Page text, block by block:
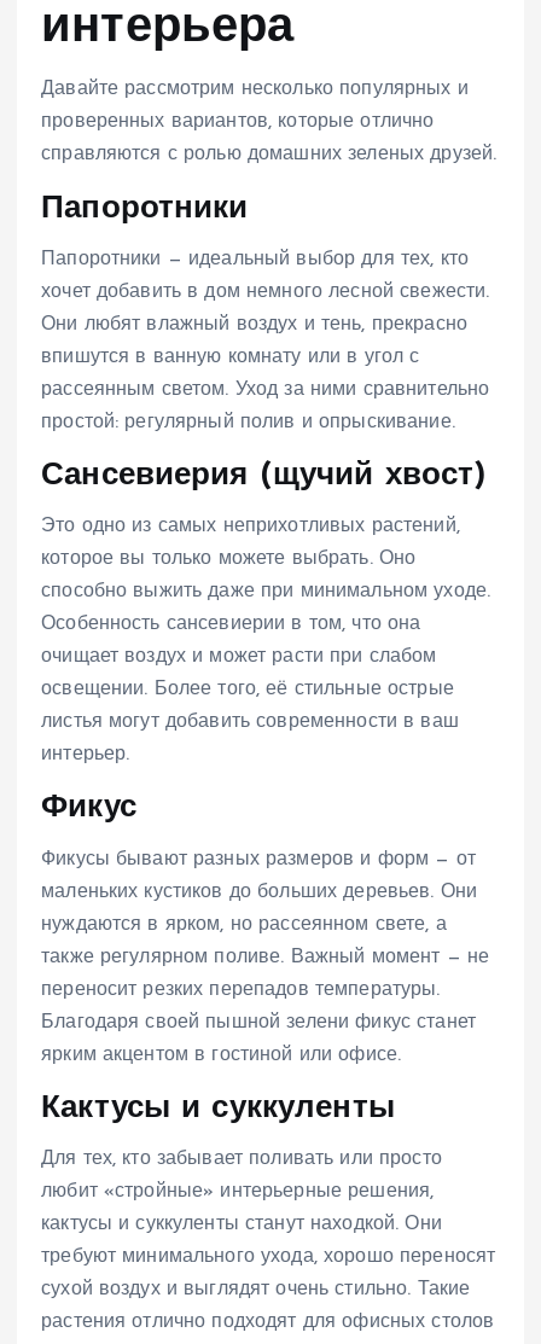
интерьера
Давайте рассмотрим несколько популярных и
проверенных вариантов, которые отлично
справляются с ролью домашних зеленых друзей.
Папоротники
Папоротники — идеальный выбор для тех, кто
хочет добавить в дом немного лесной свежести.
Они любят влажный воздух и тень, прекрасно
впишутся в ванную комнату или в угол с
рассеянным светом. Уход за ними сравнительно
простой: регулярный полив и опрыскивание.
Сансевиерия (щучий хвост)
Это одно из самых неприхотливых растений,
которое вы только можете выбрать. Оно
способно выжить даже при минимальном уходе.
Особенность сансевиерии в том, что она
очищает воздух и может расти при слабом
освещении. Более того, её стильные острые
листья могут добавить современности в ваш
интерьер.
Фикус
Фикусы бывают разных размеров и форм — от
маленьких кустиков до больших деревьев. Они
нуждаются в ярком, но рассеянном свете, а
также регулярном поливе. Важный момент — не
переносит резких перепадов температуры.
Благодаря своей пышной зелени фикус станет
ярким акцентом в гостиной или офисе.
Кактусы и суккуленты
Для тех, кто забывает поливать или просто
любит «стройные» интерьерные решения,
кактусы и суккуленты станут находкой. Они
требуют минимального ухода, хорошо переносят
сухой воздух и выглядят очень стильно. Такие
растения отлично подходят для офисных столов